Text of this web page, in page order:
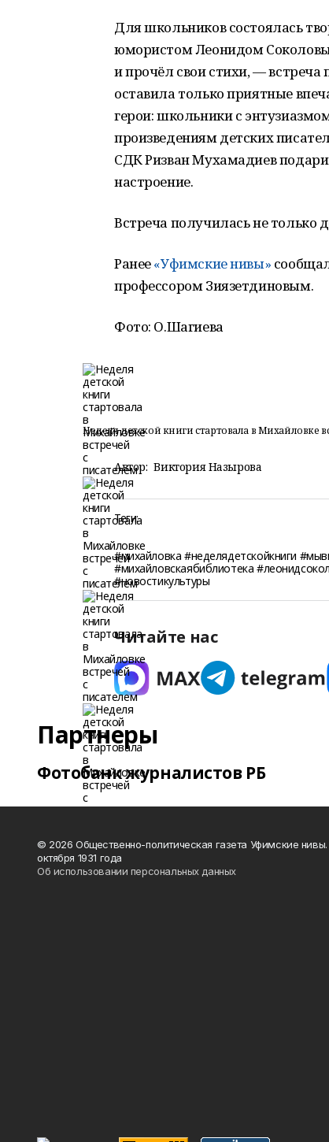
Для школьников состоялась
юмористом Леонидом
и прочёл свои стихи, —
оставила только приятные
герои: школьники с
произведениям детских
СДК Ризван Мухамадиев
настроение.
Встреча получилась не только
Ранее«Уфимские нивы»
профессором Зиязетдиновым.
Фото: О.Шагиева
Неделя детской книги стартовала в Михайловке
Автор: Виктория Назырова
Теги:
#михайловка #неделядетскойкниги
#михайловскаябиблиотека
#новостикультуры
Читайте нас
Партнеры
Фотобанк журналистов РБ
© 2026 Общественно-политическая газета Уфимские
октября 1931 года
Об использовании персональных данных